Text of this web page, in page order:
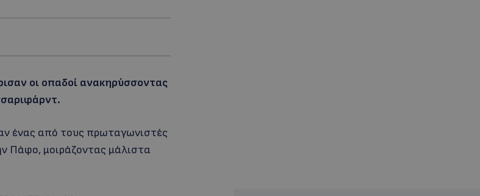
οι οπαδοί ανακηρύσσοντας
ένας από τους πρωταγωνιστές
Πάφο, μοιράζοντας μάλιστα